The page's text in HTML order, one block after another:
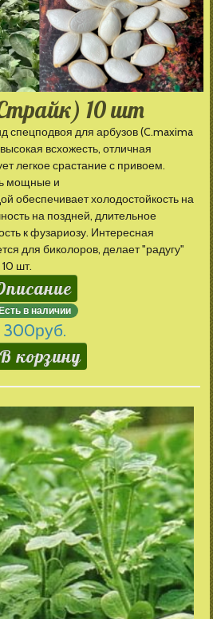
10 шт
спецподвоя для арбузов (C.maxima
всхожесть, отличная
легкое срастание с привоем.
мощные и
обеспечивает холодостойкость на
на поздней, длительное
к фузариозу. Интересная
для биколоров, делает "радугу"
шт.
в наличии
300руб.
В корзину